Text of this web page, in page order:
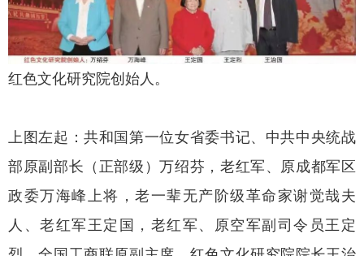
红色文化研究院创始人。
上图左起：共和国第一位女省委书记、中共中央统战
部原副部长（正部级）万绍芬，老红军、原成都军区
政委万海峰上将，老一辈无产阶级革命家谢觉哉夫
人、老红军王定国，老红军、原空军副司令员王定